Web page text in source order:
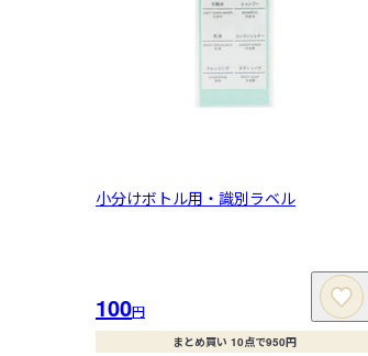
小分けボトル用・識別ラベル
100円
まとめ買い 10点で950円